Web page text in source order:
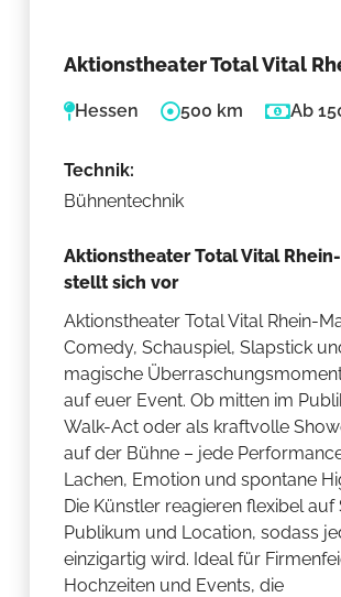
Aktionstheater Total Vital
Hessen 500 km Ab
Technik:
Bühnentechnik
Aktionstheater Total Vital
stellt sich vor
Aktionstheater Total Vital Rhein-
Comedy, Schauspiel, Slapstick
magische
auf euer Event. Ob mitten im
Walk-Act oder als kraftvolle
auf der Bühne – jede
Lachen, Emotion und spontane
Die Künstler reagieren flexibel auf
Publikum und Location, sodass
einzigartig wird. Ideal für
Hochzeiten und Events, die